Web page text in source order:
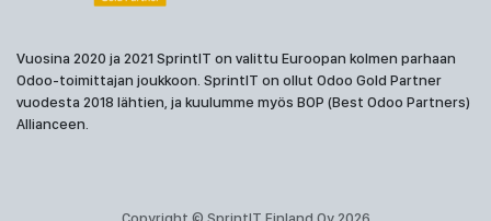
Vuosina 2020 ja 2021 SprintIT on valittu Euroopan kolmen parhaan
Odoo-toimittajan joukkoon. SprintIT on ollut Odoo Gold Partner
vuodesta 2018 lähtien, ja kuulumme myös BOP (Best Odoo Partners)
Allianceen.
Copyright © SprintIT Finland Oy 2026